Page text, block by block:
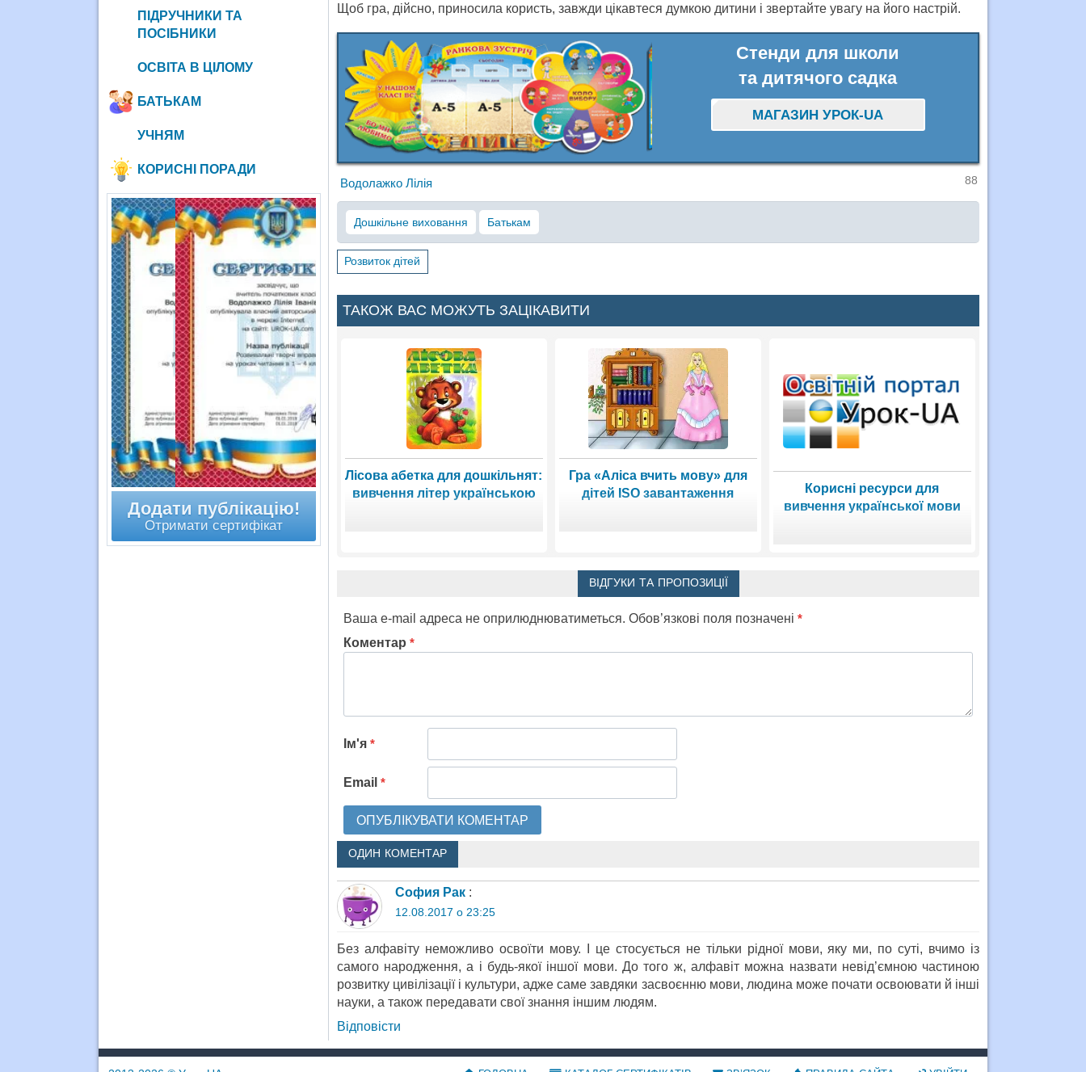
Щоб гра, дійсно, приносила користь, завжди цікавтеся думкою дитини і звертайте увагу на його настрій.
Стенди для школи
та дитячого садка
МАГАЗИН УРОК-UA
Водолажко Лілія 88
Дошкільне виховання Батькам
Розвиток дітей
ТАКОЖ ВАС МОЖУТЬ ЗАЦІКАВИТИ
Лісова абетка для дошкільнят:
вивчення літер українською
Гра «Аліса вчить мову» для
дітей ISO завантаження
Корисні ресурси для
вивчення української мови
ВІДГУКИ ТА ПРОПОЗИЦІЇ
Ваша e-mail адреса не оприлюднюватиметься. Обов’язкові поля позначені *
Коментар *
Ім'я *
Email *
ОДИН КОМЕНТАР
София Рак :
12.08.2017 о 23:25
Без алфавіту неможливо освоїти мову. І це стосується не тільки рідної мови, яку ми, по суті, вчимо із
самого народження, а і будь-якої іншої мови. До того ж, алфавіт можна назвати невід’ємною частиною
розвитку цивілізації і культури, адже саме завдяки засвоєнню мови, людина може почати освоювати й інші
науки, а також передавати свої знання іншим людям.
Відповіcти
ПІДРУЧНИКИ ТА
ПОСІБНИКИ
ОСВІТА В ЦІЛОМУ
БАТЬКАМ
УЧНЯМ
КОРИСНІ ПОРАДИ
Додати публікацію!
Отримати сертифікат